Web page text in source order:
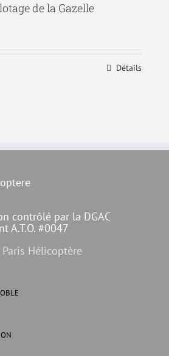
de la Gazelle
Détails
contrôlé par la DGAC
A.T.O. #0047
Hélicoptère